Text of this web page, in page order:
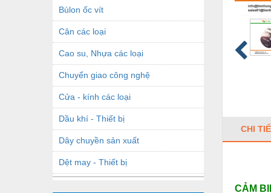
Bùlon ốc vít
Cân các loại
Cao su, Nhựa các loại
Chuyển giao công nghệ
Cửa - kính các loại
Dầu khí - Thiết bị
Dây chuyền sản xuất
Dệt may - Thiết bị
CHI
CẢM